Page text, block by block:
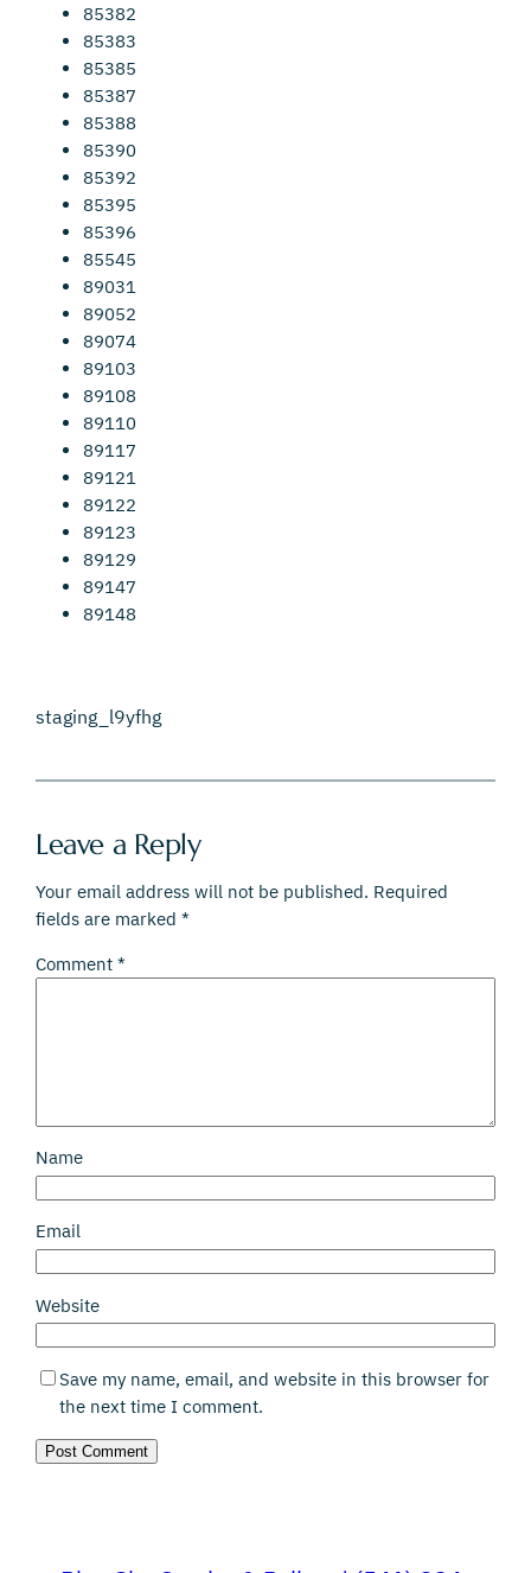
85382
85383
85385
85387
85388
85390
85392
85395
85396
85545
89031
89052
89074
89103
89108
89110
89117
89121
89122
89123
89129
89147
89148
staging_l9yfhg
Leave a Reply
Your email address will not be published. Required
fields are marked*
Comment*
Name
Email
Website
Save my name, email, and website in this browser for
the next time I comment.